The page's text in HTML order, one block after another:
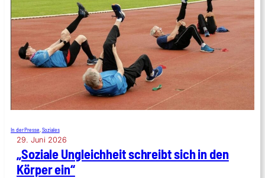
In der Presse, Soziales
29. Juni 2026
„Sozia­le Ungleich­heit schreibt sich in den
Kör­per ein“